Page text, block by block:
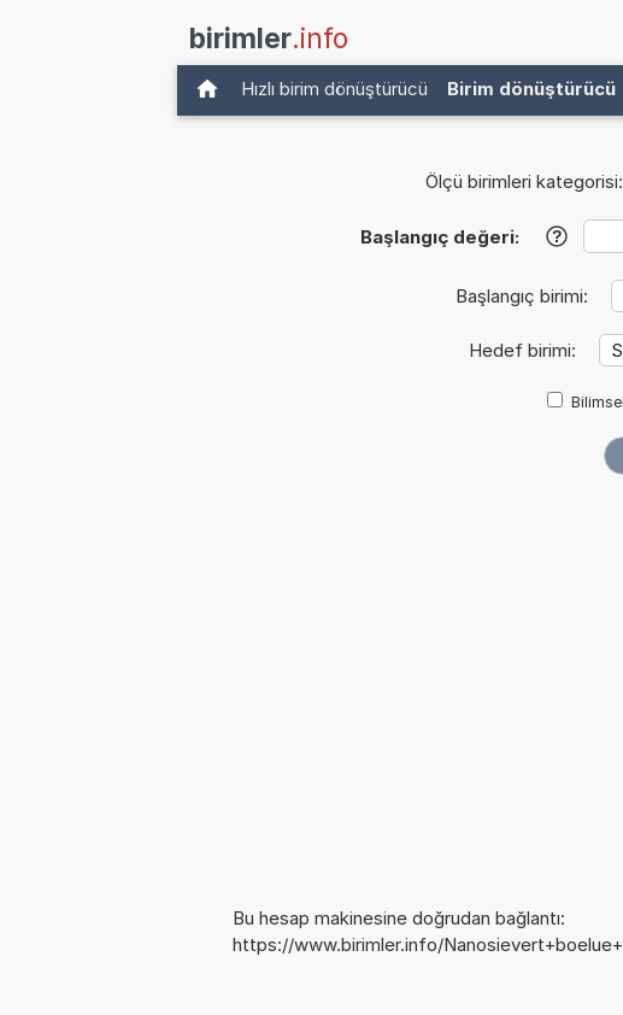
birimler.info
Hızlı birim dönüştürücü Birim dönüştürücü
Ölçü birimleri kategorisi:
Başlangıç değeri: ?
Başlangıç birimi:
Hedef birimi:
Bu hesap makinesine doğrudan bağlantı:
https://www.birimler.info/